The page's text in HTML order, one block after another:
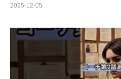
2025-12-05